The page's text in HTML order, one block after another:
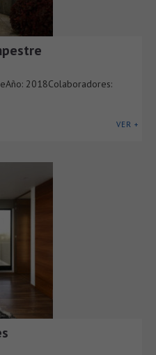
2018Colaboradores:
VER +